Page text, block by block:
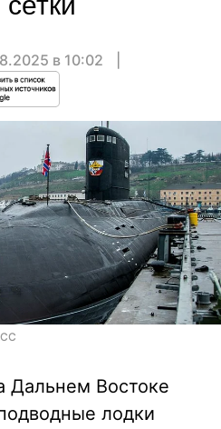
в 10:02
Дальнем Востоке
лодки